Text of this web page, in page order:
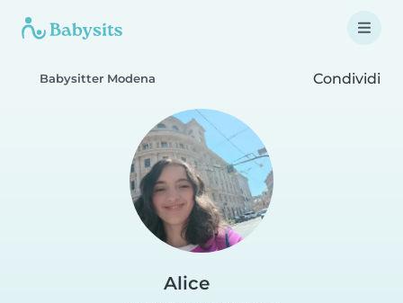
Babysitter Modena Condividi
Alice